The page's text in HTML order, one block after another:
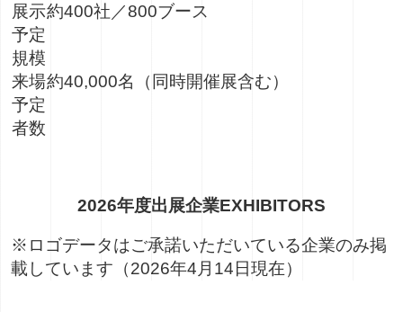
展示
予定
規模
約400社／800ブース
来場
予定
者数
約40,000名（同時開催展含む）
2026年度出展企業EXHIBITORS
※ロゴデータはご承諾いただいている企業のみ掲
載しています（2026年4月14日現在）